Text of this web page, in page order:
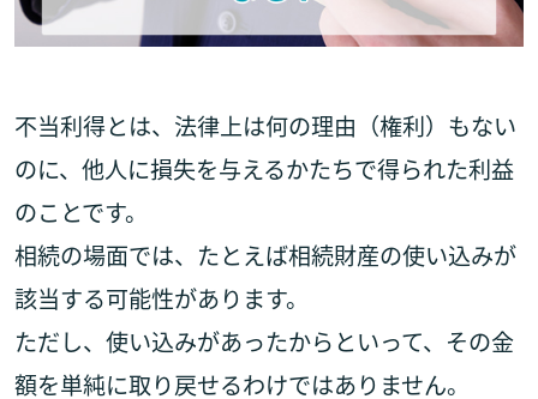
不当利得とは、法律上は何の理由（権利）もない
のに、他人に損失を与えるかたちで得られた利益
のことです。
相続の場面では、たとえば相続財産の使い込みが
該当する可能性があります。
ただし、使い込みがあったからといって、その金
額を単純に取り戻せるわけではありません。